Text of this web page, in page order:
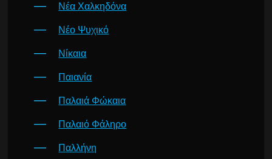
Νέα Χαλκηδόνα
Νέο Ψυχικό
Νίκαια
Παιανία
Παλαιά Φώκαια
Παλαιό Φάληρο
Παλλήνη